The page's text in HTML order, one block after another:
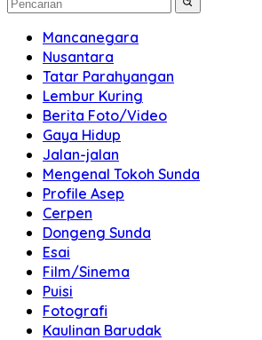
Mancanegara
Nusantara
Tatar Parahyangan
Lembur Kuring
Berita Foto/Video
Gaya Hidup
Jalan-jalan
Mengenal Tokoh Sunda
Profile Asep
Cerpen
Dongeng Sunda
Esai
Film/Sinema
Puisi
Fotografi
Kaulinan Barudak